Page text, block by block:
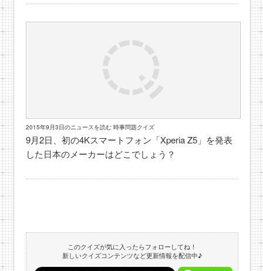
2015年9月3日のニュースを読む 時事問題クイズ
9月2日、初の4Kスマートフォン「Xperia Z5」を発表
した日本のメーカーはどこでしょう？
このクイズが気に入ったらフォローしてね！
新しいクイズコンテンツなど更新情報を配信中♪